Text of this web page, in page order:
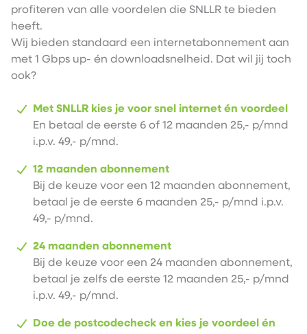
profiteren van alle voordelen die SNLLR te bieden
heeft.
Wij bieden standaard een internetabonnement aan
met 1 Gbps up- én downloadsnelheid. Dat wil jij toch
ook?
Met SNLLR kies je voor snel internet én voordeel
En betaal de eerste 6 of 12 maanden 25,- p/mnd
i.p.v. 49,- p/mnd.
12 maanden abonnement
Bij de keuze voor een 12 maanden abonnement,
betaal je de eerste 6 maanden 25,- p/mnd i.p.v.
49,- p/mnd.
24 maanden abonnement
Bij de keuze voor een 24 maanden abonnement,
betaal je zelfs de eerste 12 maanden 25,- p/mnd
i.p.v. 49,- p/mnd.
Doe de postcodecheck en kies je voordeel én